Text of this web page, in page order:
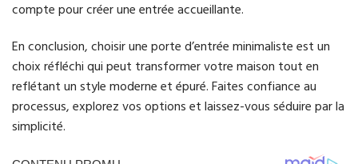
compte pour créer une entrée accueillante.
En conclusion, choisir une porte d’entrée minimaliste est un
choix réfléchi qui peut transformer votre maison tout en
reflétant un style moderne et épuré. Faites confiance au
processus, explorez vos options et laissez-vous séduire par la
simplicité.